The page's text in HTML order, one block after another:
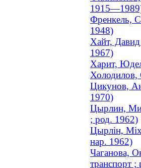
Френкель,
1948)
Хайт,
1967)
Харит,
Холодилов,
Цикунов,
1970)
Цырлин,
; род. 1962)
Цырлін,
нар. 1962)
Чаганова,
транспорт ;